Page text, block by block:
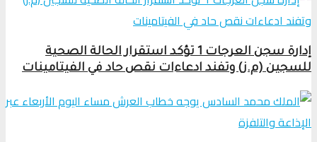
إدارة سجن العرجات 1 تؤكد استقرار الحالة الصحية
للسجين (م.ز) وتفند ادعاءات نقص حاد في الفيتامينات